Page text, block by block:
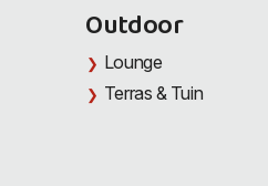
Outdoor
Lounge
Terras & Tuin